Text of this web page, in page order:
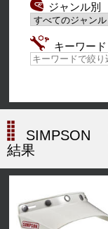
ジャンル別
キーワード
SIMPSON
結果